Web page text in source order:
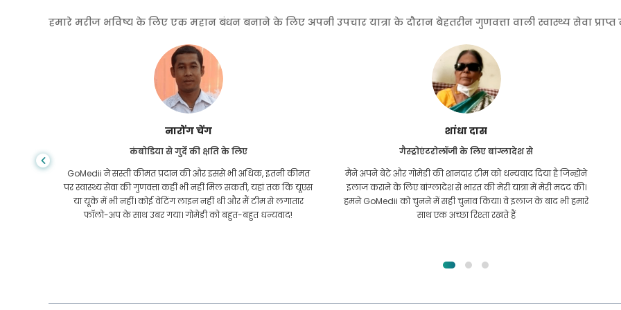
हमारे मरीज भविष्य के लिए एक महान बंधन बनाने के लिए अपनी उपचार यात्रा के दौरान बेहतरीन गुणवत्ता वाली स्वास्थ्य सेवा
शांधा दास
गैस्ट्रोएंटरोलॉजी के लिए बांग्लादेश से
मैंने अपने बेटे और गोमेडी की शानदार टीम को धन्यवाद दिया है जिन्होंने
इलाज कराने के लिए बांग्लादेश से भारत की मेरी यात्रा में मेरी मदद की।
हमने GoMedii को चुनने में सही चुनाव किया। वे इलाज के बाद भी हमारे
साथ एक अच्छा रिश्ता रखते हैं
फुरकानुल इस्लाम
किडनी ट्रांसप्लांट के लिए बांग्लादेश से
मुझे पूरी उम्मीद थी कि मैं अपनी किडनी की समस्या के लिए किसी भी
तरह का इलाज करवा सकूंगा। यह तब हुआ जब मैं अल्लाह की कृपा से
गोमेदी के पास आया और उनसे संपर्क किया।